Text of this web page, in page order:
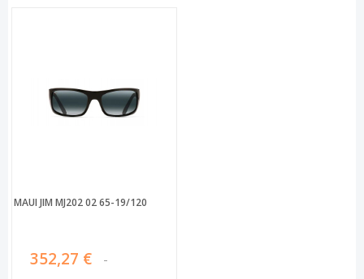
MAUI JIM MJ202 02 65-19/120
352,27 €